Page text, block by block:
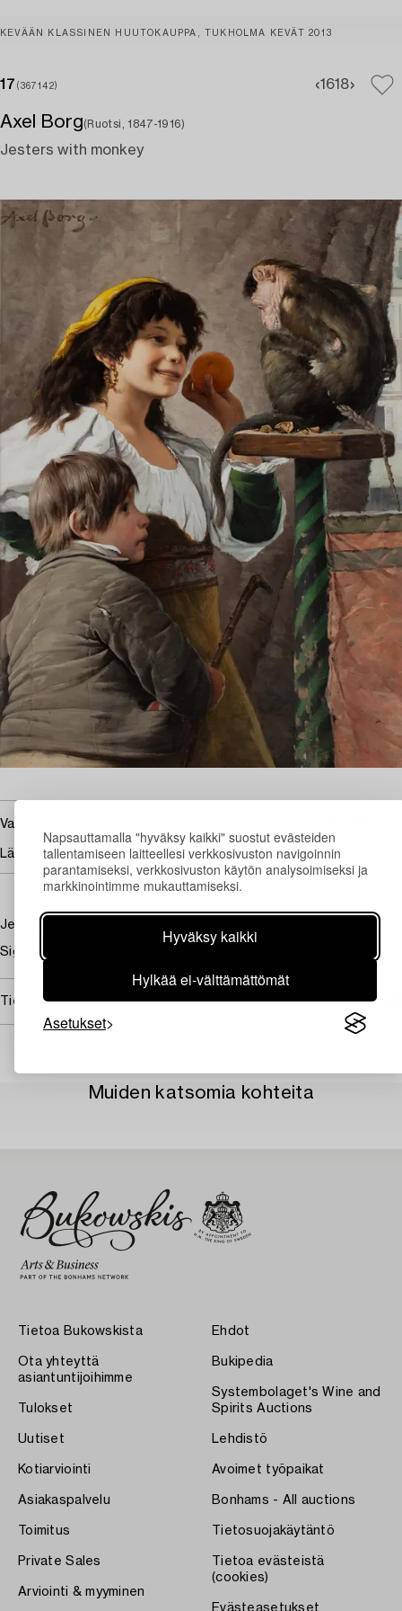
Napsauttamalla "hyväksy kaikki" suostut evästeiden
tallentamiseen laitteellesi verkkosivuston navigoinnin
parantamiseksi, verkkosivuston käytön analysoimiseksi ja
markkinointimme mukauttamiseksi.
Hyväksy kaikki
Hylkää ei-välttämättömät
Asetukset
KEVÄÄN KLASSINEN HUUTOKAUPPA, TUKHOLMA KEVÄT 2013
17 (367142) 1618
Axel Borg(Ruotsi, 1847-1916)
Jesters with monkey
Vasarahinta
Lähtöhinta 80 000 - 100 000 SEK
Jesters with monkey
Signed Axel Borg. Canvas 90.5 x 65 cm.
Tietoa ostamisesta
Muiden katsomia kohteita
Tietoa Bukowskista
Ota yhteyttä
asiantuntijoihimme
Tulokset
Uutiset
Kotiarviointi
Asiakaspalvelu
Toimitus
Private Sales
Arviointi & myyminen
Ehdot
Bukipedia
Systembolaget's Wine and
Spirits Auctions
Lehdistö
Avoimet työpaikat
Bonhams - All auctions
Tietosuojakäytäntö
Tietoa evästeistä
(cookies)